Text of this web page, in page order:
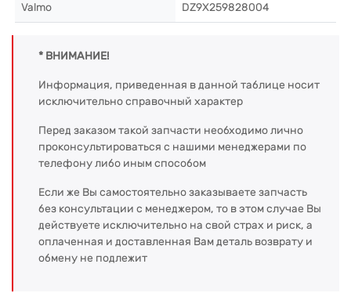
Valmo DZ9X259828004
* ВНИМАНИЕ!
Информация, приведенная в данной таблице носит
исключительно справочный характер
Перед заказом такой запчасти необходимо лично
проконсультироваться с нашими менеджерами по
телефону либо иным способом
Если же Вы самостоятельно заказываете запчасть
без консультации с менеджером, то в этом случае Вы
действуете исключительно на свой страх и риск, а
оплаченная и доставленная Вам деталь возврату и
обмену не подлежит